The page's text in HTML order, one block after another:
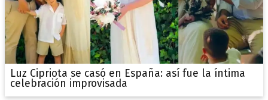
Luz Cipriota se casó en España: así fue la íntima
celebración improvisada